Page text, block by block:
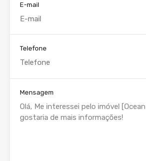
E-mail
Telefone
Mensagem